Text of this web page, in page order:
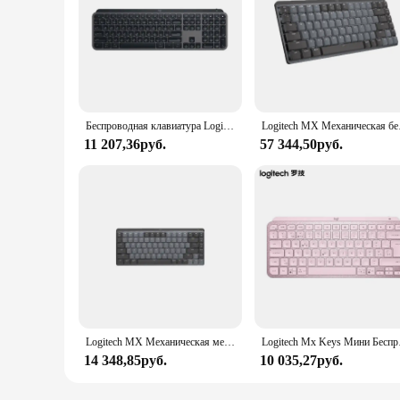
Беспроводная клавиатура Logitech MX Keys S, Bluetooth Office, 104-клавишная зарядка с подсветкой, ультратонкая бесшумная портативная деловая клавиатура для ПК, ноутбука
11 207,36руб.
Logitech MX
57 344,50руб.
Logitech MX Механическая механическая беспроводная Bluetooth-клавиатура с USB-клавиатурой Logi Bolt для офиса и игр для Windows IOS Android
14 348,85руб.
Logitech Mx
10 035,27руб.